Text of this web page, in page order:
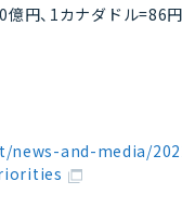
円、1カナダドル=86
and-media/